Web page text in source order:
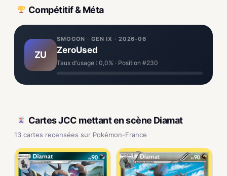
Compétitif & Méta
ZU
SMOGON · GEN IX · 2026-06
ZeroUsed
Taux d'usage : 0,0% · Position #230
Cartes JCC mettant en scène Diamat
13 cartes recensées sur Pokémon-France